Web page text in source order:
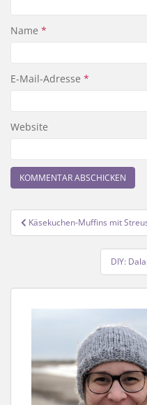
Name *
E-Mail-Adresse *
Website
Käsekuchen-Muffins mit
DIY: